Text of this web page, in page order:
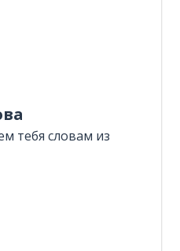
тебя словам из